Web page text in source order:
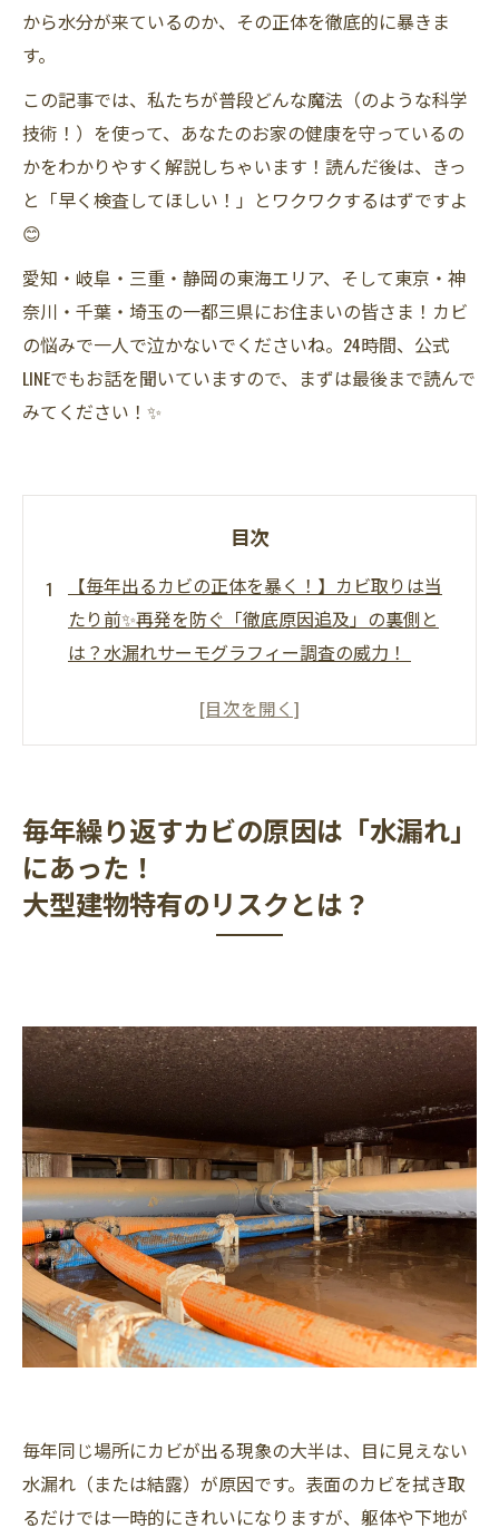
から水分が来ているのか、その正体を徹底的に暴きま
す。
この記事では、私たちが普段どんな魔法（のような科学
技術！）を使って、あなたのお家の健康を守っているの
かをわかりやすく解説しちゃいます！読んだ後は、きっ
と「早く検査してほしい！」とワクワクするはずですよ
😊
愛知・岐阜・三重・静岡の東海エリア、そして東京・神
奈川・千葉・埼玉の一都三県にお住まいの皆さま！カビ
の悩みで一人で泣かないでくださいね。24時間、公式
LINEでもお話を聞いていますので、まずは最後まで読んで
みてください！✨
目次
【毎年出るカビの正体を暴く！】カビ取りは当
たり前✨再発を防ぐ「徹底原因追及」の裏側と
は？水漏れサーモグラフィー調査の威力！
た！大型建物特有のリスクとは？
大型ビル・商業施設・工場で多い水漏れの発生
要因トップ５
水漏れとカビの関係再発を防ぐために根本原因
を取り除くことが重要
水漏れカビ対策の最新技術！MIST工法®と除湿
機・換気設備の組み合わせ
現地調査の流れ
【対応エリア】愛知・岐阜・三重・静岡・東
京・神奈川・千葉・埼玉の大型建物の水漏れカ
ビ問題はカビバスターズ東海にお任せくださ
い！
「毎年、掃除しても掃除してもカビが生えてく
る…😢」 そんな無限ループに疲れてしまってい
ませんか？
毎年繰り返すカビの原因は「水漏れ」
にあった！
大型建物特有のリスクとは？
毎年同じ場所にカビが出る現象の大半は、目に見えない
水漏れ（または結露）が原因です。表面のカビを拭き取
るだけでは一時的にきれいになりますが、躯体や下地が